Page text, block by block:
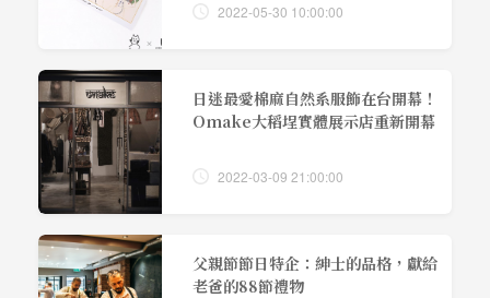
2022-05-30 10:00:00
日迷最愛棉麻自然系服飾在台開幕！
Omake大稻埕實體展示店重新開幕
2022-03-09 21:00:00
父親節節日特企：紳士的品格，獻給
老爸的88節禮物